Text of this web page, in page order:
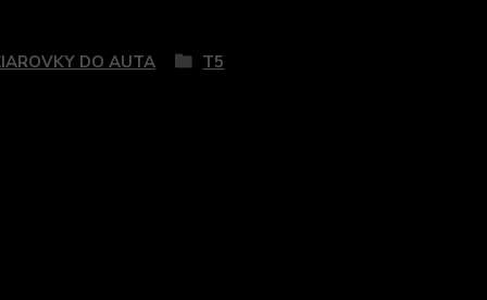
DO AUTA T5